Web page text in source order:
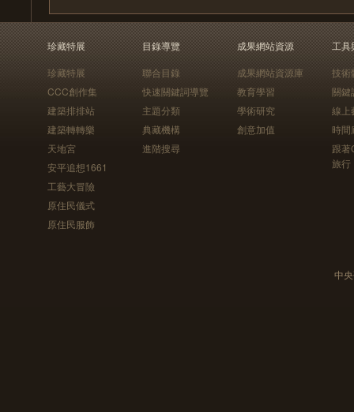
珍藏特展
珍藏特展
CCC創作集
建築排排站
建築轉轉樂
天地宮
安平追想1661
工藝大冒險
原住民儀式
原住民服飾
目錄導覽
聯合目錄
快速關鍵詞導覽
主題分類
典藏機構
進階搜尋
成果網站資源
成果網站資源庫
教育學習
學術研究
創意加值
工具
技術
關鍵
線上
時間
跟
旅行
中